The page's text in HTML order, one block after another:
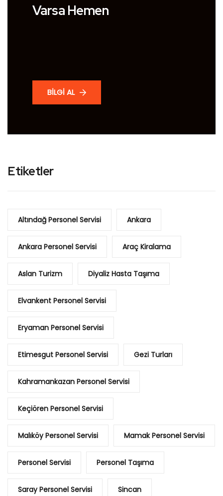
Varsa Hemen
BİLGİ AL
Etiketler
Altındağ Personel Servisi Ankara
Ankara Personel Servisi Araç Kiralama
Aslan Turizm Diyaliz Hasta Taşıma
Elvankent Personel Servisi
Eryaman Personel Servisi
Etimesgut Personel Servisi Gezi Turları
Kahramankazan Personel Servisi
Keçiören Personel Servisi
Malıköy Personel Servisi Mamak Personel Servisi
Personel Servisi Personel Taşıma
Saray Personel Servisi Sincan